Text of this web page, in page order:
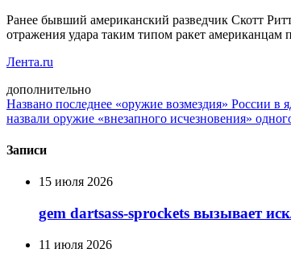
Ранее бывший американский разведчик Скотт
отражения удара таким типом ракет
Лента.ru
дополнительно
Названо последнее «оружие возмездия» России в
назвали оружие «внезапного исчезновения»
Записи
15 июля 2026
gem dartsass-sprockets вызывает
11 июля 2026